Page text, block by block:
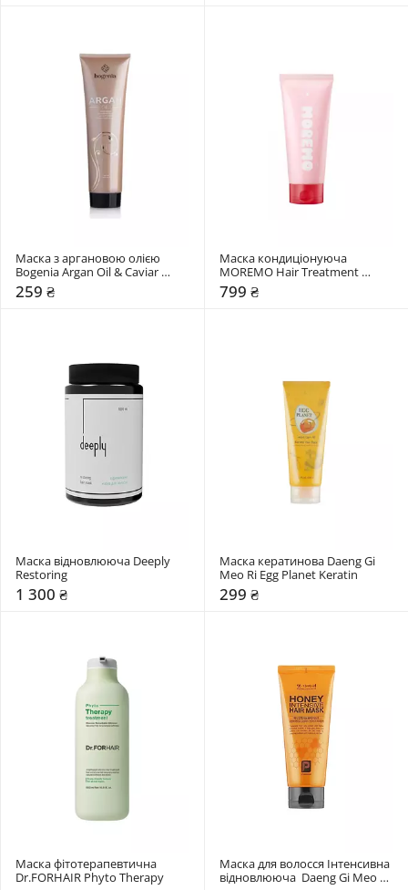
Маска з аргановою олією
Bogenia Argan Oil & Caviar
Extract
259 ₴
Маска кондиціонуюча
MOREMO Hair Treatment
Miracle 2X (RE)
799 ₴
Маска відновлююча Deeply
Restoring
1 300 ₴
Маска кератинова Daeng Gi
Meo Ri Egg Planet Keratin
299 ₴
Маска фітотерапевтична
Dr.FORHAIR Phyto Therapy
Маска для волосся Інтенсивна
відновлююча  Daeng Gi Meo Ri